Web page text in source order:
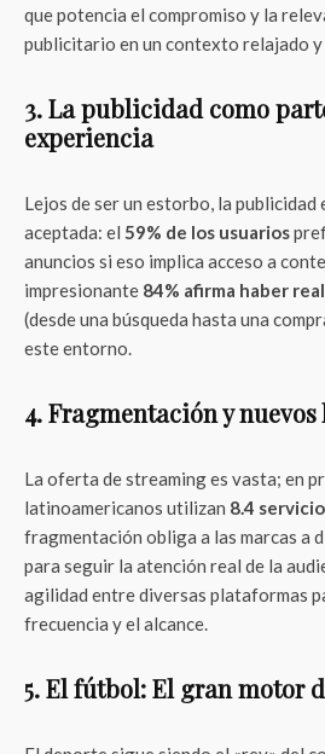
que potencia el compromiso y la
publicitario en un contexto relajado
3. La publicidad como
experiencia
Lejos de ser un estorbo, la
aceptada: el 59% de los usuarios
anuncios si eso implica acceso a
impresionante 84% afirma haber
(desde una búsqueda hasta una
este entorno.
4. Fragmentación y
La oferta de streaming es vasta; en
latinoamericanos utilizan 8.4
fragmentación obliga a las marcas a
para seguir la atención real de la
agilidad entre diversas plataformas
frecuencia y el alcance.
5. El fútbol: El gran motor